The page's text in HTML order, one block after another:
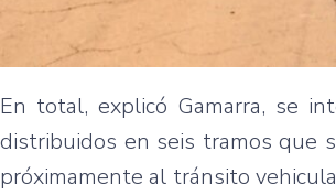
En total, explicó Gamarra, se
distribuidos en seis tramos que
próximamente al tránsito